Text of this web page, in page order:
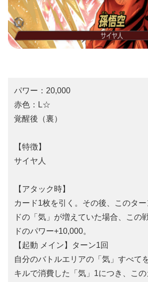
パワー：20,000
赤色：L☆
覚醒後（裏）
【特徴】
サイヤ人
【アタック時】
カード1枚を引く。その後、このタ
ドの「気」が増えていた場合、この
ドのパワー+10,000。
【起動 メイン】ターン1回
自分のバトルエリアの「気」すべて
キルで消費した「気」1につき、この